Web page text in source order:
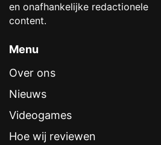
en onafhankelijke redactionele
content.
Menu
Over ons
Nieuws
Videogames
Hoe wij reviewen